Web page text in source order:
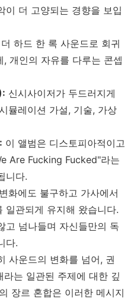
이 더 고양되는 경향을 보입
하드 한 록 사운드로 회귀
, 개인의 자유를 다루는 콘셉
신시사이저가 두드러지게
뮬레이션 가설, 기술, 가상
이 앨범은 디스토피아적이고
Are Fucking Fucked"라는
니다.
화에도 불구하고 가사에서
일관되게 유지해 왔습니다.
고 넘나들며 자신들만의 독
다.
사운드의 변화를 넘어, 권
라는 일관된 주제에 대한 깊
장르 혼합은 이러한 메시지